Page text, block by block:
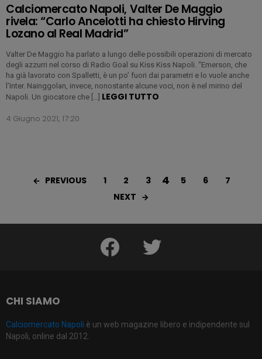
Calciomercato Napoli, Valter De Maggio
rivela: “Carlo Ancelotti ha chiesto Hirving
Lozano al Real Madrid”
Valter De Maggio ha parlato a lungo delle possibili operazioni di mercato
degli azzurri nel corso di Radio Goal su Kiss Kiss Napoli. “Emerson, che
ha già lavorato con Spalletti, è un po’ fuori dai parametri e lo vuole anche
l’Inter. Nainggolan, invece, nonostante alcune voci, non è nel mirino del
Napoli. Un giocatore che […] LEGGI TUTTO
4 Giugno 2021, 17:20
PREVIOUS 1 2 3 4 5 6
7
NEXT
facebook twitter
CHI SIAMO
Calciomercato Napoli è un web magazine libero e indipendente sul
Napoli, online dal 2012.